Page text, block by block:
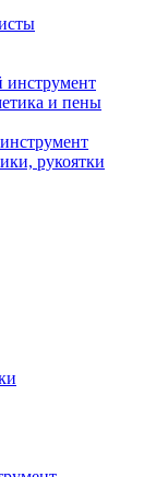
и пены
рукоятки